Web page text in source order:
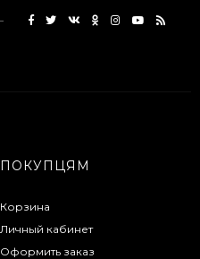
ПОКУПЦЯМ
Корзина
Личный кабинет
Оформить заказ